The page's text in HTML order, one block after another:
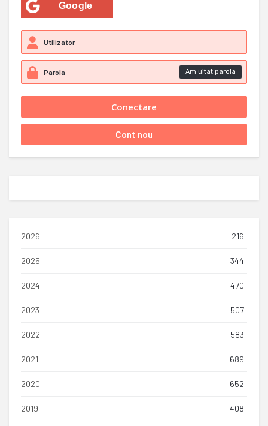
Google
Am uitat parola
2026 216
2025 344
2024 470
2023 507
2022 583
2021 689
2020 652
2019 408